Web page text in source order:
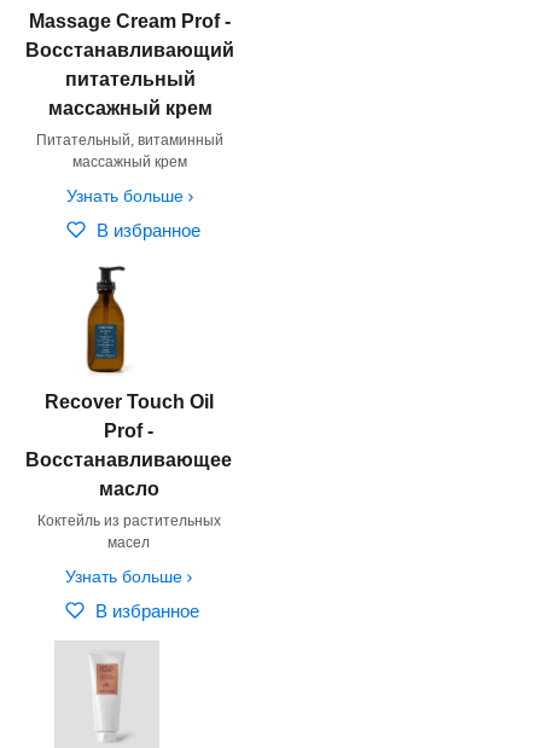
Massage Cream Prof -
Восстанавливающий
питательный
массажный крем
Питательный, витаминный
массажный крем
Узнать больше
В избранное
Recover Touch Oil
Prof -
Восстанавливающее
масло
Коктейль из растительных
масел
Узнать больше
В избранное